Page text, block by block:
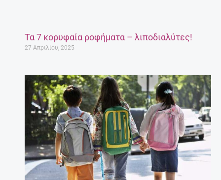
Τα 7 κορυφαία ροφήματα – λιποδιαλύτες!
27 Απριλίου, 2025